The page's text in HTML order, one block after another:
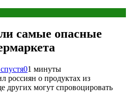
самые опасные
01 минуты
россиян о продуктах из
других могут спровоцировать